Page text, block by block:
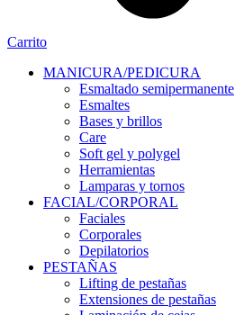
Carrito
MANICURA/PEDICURA
Esmaltado semipermanente
Esmaltes
Bases y brillos
Care
Soft gel y polygel
Herramientas
Lamparas y tornos
FACIAL/CORPORAL
Faciales
Corporales
Depilatorios
PESTAÑAS
Lifting de pestañas
Extensiones de pestañas